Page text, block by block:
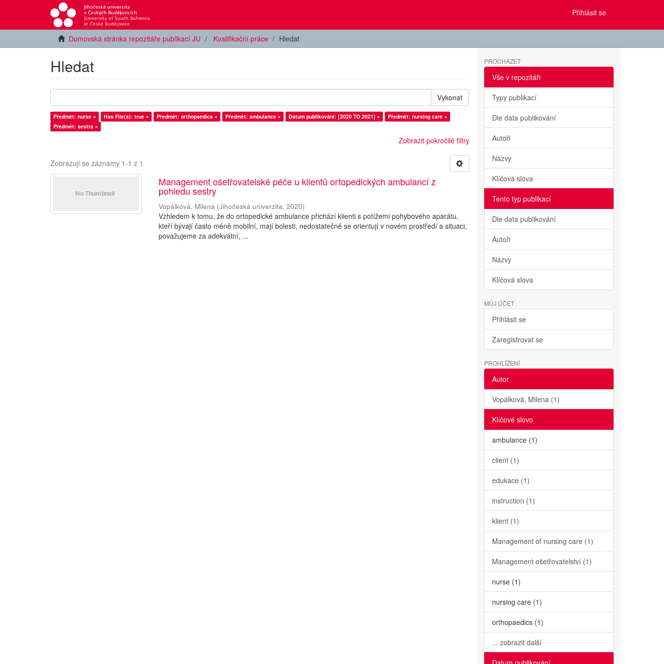
Přihlásit se
Domovská stránka repozitáře publikací JU Kvalifikační práce Hledat
Hledat
Vykonat
Předmět: nurse × Has File(s): true × Předmět: orthopaedics × Předmět: ambulance × Datum publikování: [2020 TO 2021] ×
Předmět: nursing care ×
Předmět: sestra ×
Zobrazit pokročilé filtry
Zobrazují se záznamy 1-1 z 1
Management ošetřovatelské péče u klientů ortopedických ambulancí z
pohledu sestry
Vopálková, Milena (Jihočeská univerzita,2020)
Vzhledem k tomu, že do ortopedické ambulance přichází klienti s potížemi pohybového aparátu,
kteří bývají často méně mobilní, mají bolesti, nedostatečně se orientují v novém prostředí a situaci,
považujeme za adekvátní, ...
PROCHÁZET
Vše v repozitáři
Typy publikací
Dle data publikování
Autoři
Názvy
Klíčová slova
Tento typ publikací
Dle data publikování
Autoři
Názvy
Klíčová slova
MŮJ ÚČET
Přihlásit se
Zaregistrovat se
PROHLÍŽENÍ
Autor
Vopálková, Milena (1)
Klíčové slovo
ambulance (1)
client (1)
edukace (1)
instruction (1)
klient (1)
Management of nursing care (1)
Management ošetřovatelství (1)
nurse (1)
nursing care (1)
orthopaedics (1)
... zobrazit další